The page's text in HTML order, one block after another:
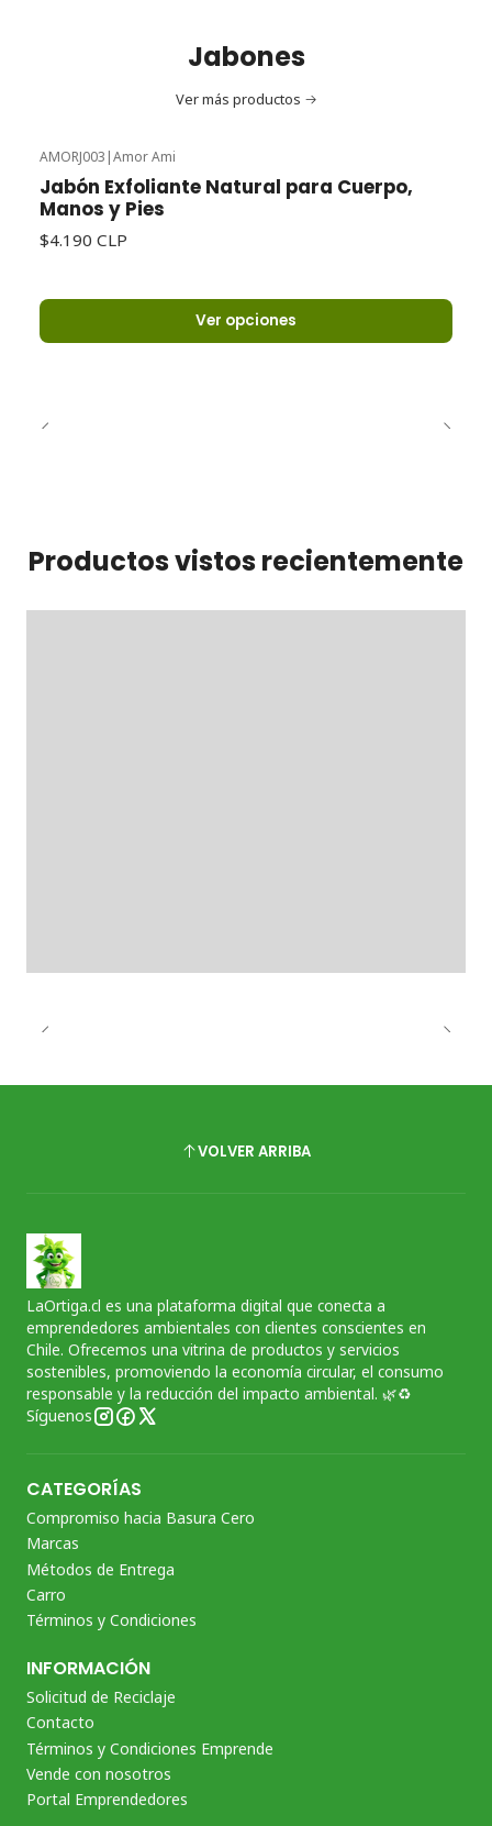
Jabones
Ver más productos
AMORJ003 |Amor Ami
Jabón Exfoliante Natural para Cuerpo,
Manos y Pies
$4.190 CLP
Ver opciones
Productos vistos recientemente
VOLVER ARRIBA
LaOrtiga.cl es una plataforma digital que conecta a
emprendedores ambientales con clientes conscientes en
Chile. Ofrecemos una vitrina de productos y servicios
sostenibles, promoviendo la economía circular, el consumo
responsable y la reducción del impacto ambiental. 🌿♻️
Síguenos
CATEGORÍAS
Compromiso hacia Basura Cero
Marcas
Métodos de Entrega
Carro
Términos y Condiciones
INFORMACIÓN
Solicitud de Reciclaje
Contacto
Términos y Condiciones Emprende
Vende con nosotros
Portal Emprendedores